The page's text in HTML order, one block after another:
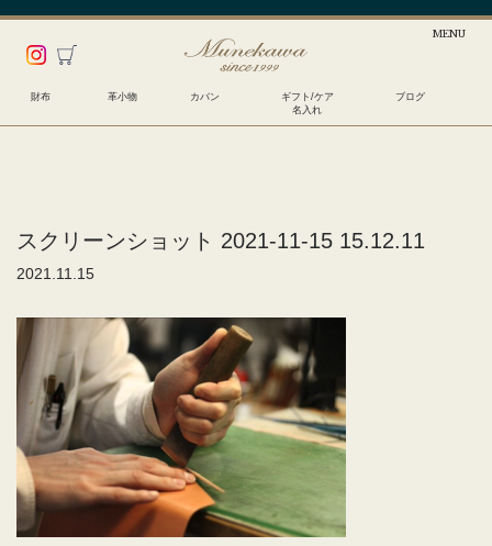
財布 革小物 カバン
ギフト/ケア
名入れ
ブログ
スクリーンショット 2021-11-15 15.12.11
2021.11.15